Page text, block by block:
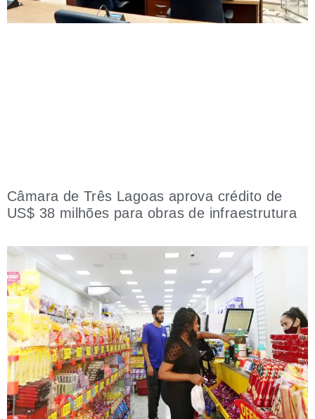
Câmara de Três Lagoas aprova crédito de
US$ 38 milhões para obras de infraestrutura